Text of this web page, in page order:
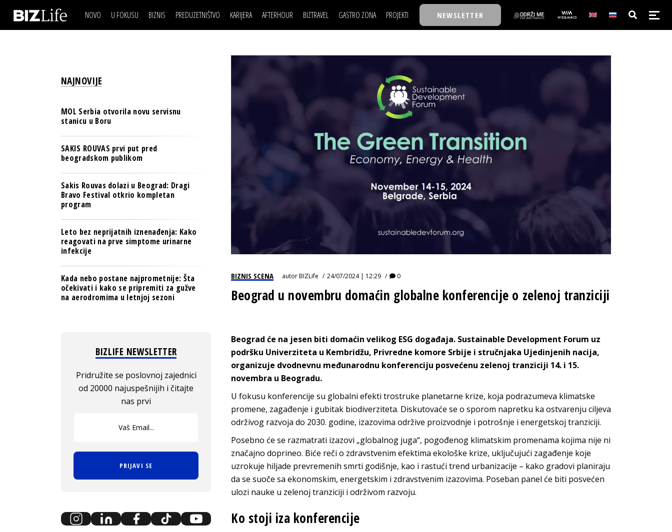
NOVO U FOKUSU BIZNIS
OSIGURANJE
BIZNIS & SPORT
PULS REGIONA
PREDUZETNIŠTVO KARIJERA AFTERHOUR BIZTRAVEL GASTRO ZONA PROJEKTI
30 ISPOD 30
BACK TO OFFICE/SCHOOL
BIZBENDOVI
BIZKOLEGIJUM
BMW BIZNIS LIGA
BIZLIFE WEEK
IZJAVA GODINE
NEWSLETTER
IZJAVA DANABIZNIS SCENA
BREND I KOMUNIKACIJE
OSIGURANJE
POSAO
MOJ UGAO
USAVRŠAVANJE
KNOW-HOW
FILM I SCENA
AUTO SVET
STIL
NAJKOLEGA
30 ISPOD 30
BIZBENDOVI
BIZKOLEGIJUM
BIZLIFE WEEK
IZJAVA GODINE
BIZNIS SCENA autorBIZLife 24/07/2024 | 12:29 0
Beograd u novembru domaćin globalne konferencije o zelenoj tranziciji
Beograd će na jesen biti domaćin velikog ESG događaja. Sustainable Development Forum uz
podršku Univerziteta u Kembridžu, Privredne komore Srbije i stručnjaka Ujedinjenih nacija,
organizuje dvodnevnu međunarodnu konferenciju posvećenu zelenoj tranziciji 14. i 15.
novembra u Beogradu.
U fokusu konferencije su globalni efekti trostruke planetarne krize, koja podrazumeva klimatske
promene, zagađenje i gubitak biodiverziteta. Diskutovaće se o sporom napretku ka ostvarenju ciljeva
održivog razvoja do 2030. godine, izazovima održive proizvodnje i potrošnje i energetskoj tranziciji.
Posebno će se razmatrati izazovi „globalnog juga“, pogođenog klimatskim promenama kojima nije ni
značajno doprineo. Biće reči o zdravstvenim efektima ekološke krize, uključujući zagađenje koje
uzrokuje hiljade prevremenih smrti godišnje, kao i rastući trend urbanizacije – kako gradovi planiraju
da se suoče sa ekonomskim, energetskim i zdravstvenim izazovima. Poseban panel će biti posvećen
ulozi nauke u zelenoj tranziciji i održivom razvoju.
Ko stoji iza konferencije
NAJNOVIJE
MOL Serbia otvorila novu servisnu
stanicu u Boru
SAKIS ROUVAS prvi put pred
beogradskom publikom
Sakis Rouvas dolazi u Beograd: Dragi
Bravo Festival otkrio kompletan
program
Leto bez neprijatnih iznenađenja: Kako
reagovati na prve simptome urinarne
infekcije
Kada nebo postane najprometnije: Šta
očekivati i kako se pripremiti za gužve
na aerodromima u letnjoj sezoni
BIZLIFE NEWSLETTER
Pridružite se poslovnoj zajednici
od 20000 najuspešnijih i čitajte
nas prvi
PRIJAVI SE